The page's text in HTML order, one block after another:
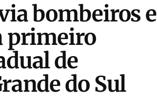
bombeiros e
primeiro
de
do Sul